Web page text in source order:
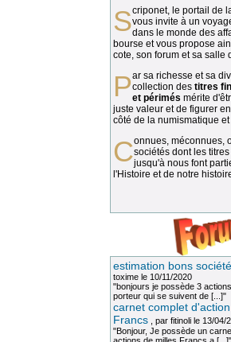
Scriponet, le portail de
vous invite à un
dans le monde des
bourse et vous propose
cote, son forum et sa salle
Par sa richesse et sa diversité, lacollection des titres
et périmés mérite
juste valeur et de figurer
côté de la numismatique
Connues, méconnues, ou inconnues, lessociétés dont les
jusqu'à nous font
l'Histoire et de notre
estimation bons
toxime le 10/11/2020
"bonjours je possède 3
porteur qui se suivent de [...]"
carnet complet
Francs , par fitinoli le 13/04/
"Bonjour, Je possède un